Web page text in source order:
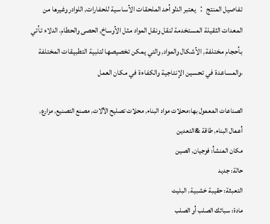
تفاصيل المنتج：يعتبر الدلو أحد الملحقات الأساسية للحفارات, اللوادر وغيرها من
المعدات الثقيلة المستخدمة لنقل ونقل المواد مثل الأوساخ, الحصى والحطام. الدلاء تأتي
بأحجام مختلفة, الأشكال والمواد, والتي يمكن تخصيصها لتلبية التطبيقات المختلفة
والمساعدة في تحسين الإنتاجية والكفاءة في مكان العمل.
الصناعات المعمول بها:محلات مواد البناء, محلات تصليح الآلات, مصنع التصنيع, مزارع,
أعمال البناء, طاقة &التعدين
مكان المنشأ: فوجيان, الصين
حالة: جديد
التعبئة: حقيبة خشبية, البليت
مادة: سبائك الصلب أو الصلب